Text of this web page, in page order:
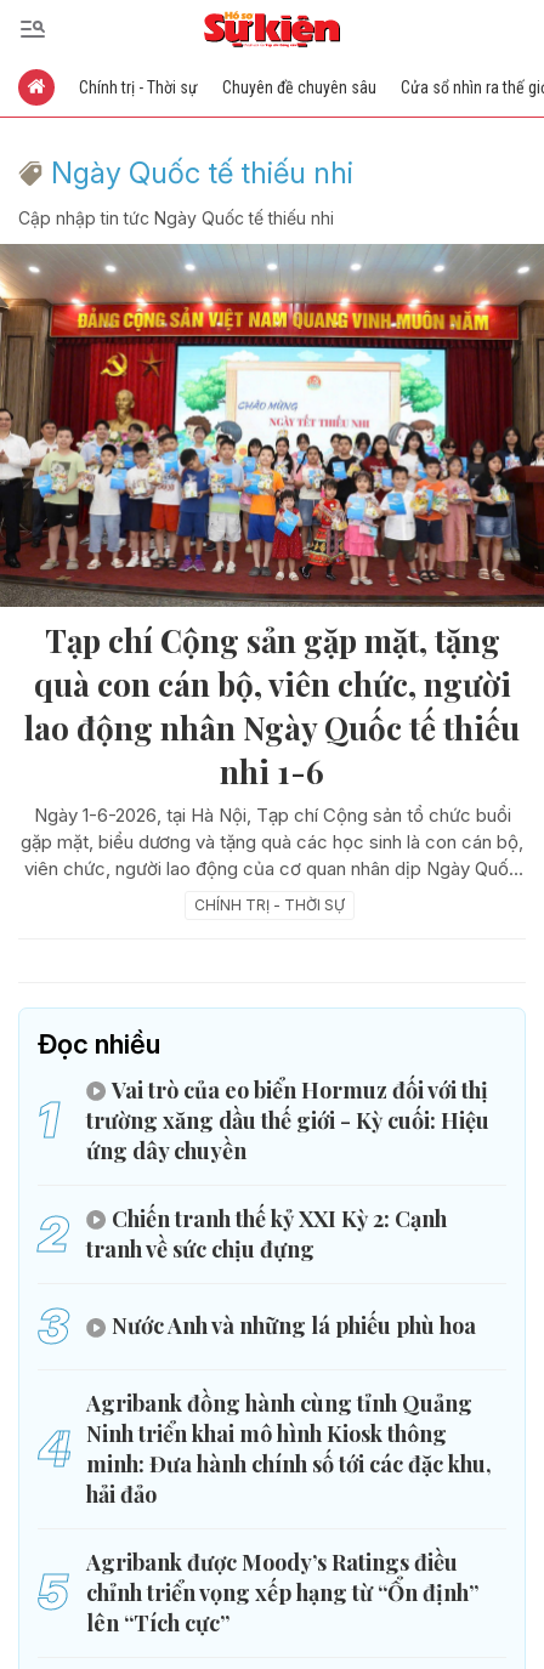
Chính trị - Thời sự Chuyên đề chuyên sâu Cửa sổ nhìn ra thế
Ngày Quốc tế thiếu nhi
Cập nhập tin tức Ngày Quốc tế thiếu nhi
Tạp chí Cộng sản gặp mặt, tặng
quà con cán bộ, viên chức, người
lao động nhân Ngày Quốc tế thiếu
nhi 1-6
Ngày 1-6-2026, tại Hà Nội, Tạp chí Cộng sản tổ chức buổi
gặp mặt, biểu dương và tặng quà các học sinh là con cán bộ,
viên chức, người lao động của cơ quan nhân dịp Ngày Quốc
tế Thiếu nhi 1-6.
CHÍNH TRỊ - THỜI SỰ
Đọc nhiều
1
Vai trò của eo biển Hormuz đối với thị
trường xăng dầu thế giới - Kỳ cuối: Hiệu
ứng dây chuyền
2
Chiến tranh thế kỷ XXI Kỳ 2: Cạnh
tranh về sức chịu đựng
3 Nước Anh và những lá phiếu phù hoa
4
Agribank đồng hành cùng tỉnh Quảng
Ninh triển khai mô hình Kiosk thông
minh: Đưa hành chính số tới các đặc khu,
hải đảo
5
Agribank được Moody’s Ratings điều
chỉnh triển vọng xếp hạng từ “Ổn định”
lên “Tích cực”